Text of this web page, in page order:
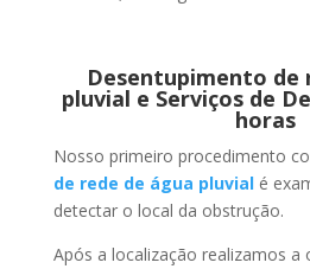
Desentupimento de
pluvial e Serviços de
horas
Nosso primeiro procedimento
de rede de água pluvialé
detectar o local da obstrução.
Após a localização realizamos a